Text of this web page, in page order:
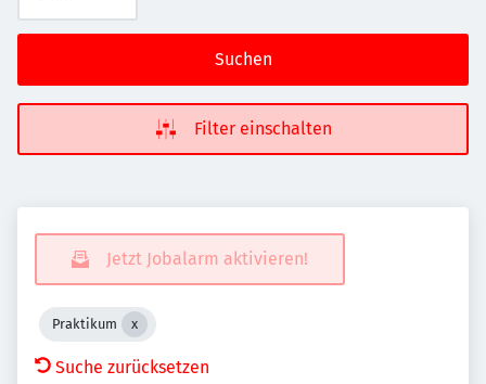
Suchen
Filter einschalten
Jetzt Jobalarm aktivieren!
Praktikum
Suche zurücksetzen